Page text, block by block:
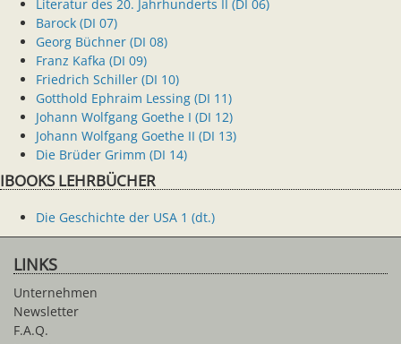
Literatur des 20. Jahrhunderts II (DI 06)
Barock (DI 07)
Georg Büchner (DI 08)
Franz Kafka (DI 09)
Friedrich Schiller (DI 10)
Gotthold Ephraim Lessing (DI 11)
Johann Wolfgang Goethe I (DI 12)
Johann Wolfgang Goethe II (DI 13)
Die Brüder Grimm (DI 14)
IBOOKS LEHRBÜCHER
Die Geschichte der USA 1 (dt.)
LINKS
Unternehmen
Newsletter
F.A.Q.